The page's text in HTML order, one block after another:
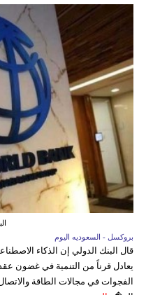
بروكسل - السعوديه اليوم
قال البنك الدولي إن الذكاء
يعادل قرناً من التنمية في غضون
الفجوات في مجالات الطاقة